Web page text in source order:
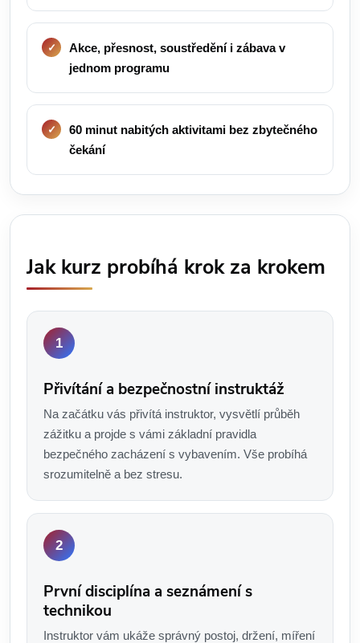
Akce, přesnost, soustředění i zábava v
jednom programu
60 minut nabitých aktivitami bez zbytečného
čekání
Jak kurz probíhá krok za krokem
Přivítání a bezpečnostní instruktáž
Na začátku vás přivítá instruktor, vysvětlí průběh
zážitku a projde s vámi základní pravidla
bezpečného zacházení s vybavením. Vše probíhá
srozumitelně a bez stresu.
První disciplína a seznámení s
technikou
Instruktor vám ukáže správný postoj, držení, míření